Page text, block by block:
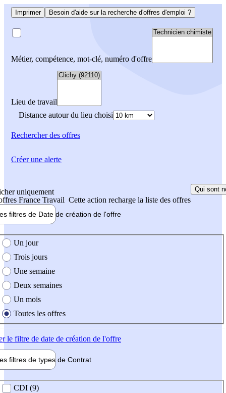
Imprimer Besoin d'aide sur la recherche d'offres d'emploi ?
Métier, compétence, mot-clé, numéro d'offre
Lieu de travail
Distance autour du lieu choisi
Rechercherdes offres
uniquement
France Travail Cette action recharge la liste des offres
Qui sont
filtres de Date de création de l'offre
création de l'offre
Un jour
Trois jours
Une semaine
Deux semaines
Un mois
Toutes les offres
le filtre de date de création de l'offre
filtres de types de Contrat
contrat
CDI (9)
Créer une alerte